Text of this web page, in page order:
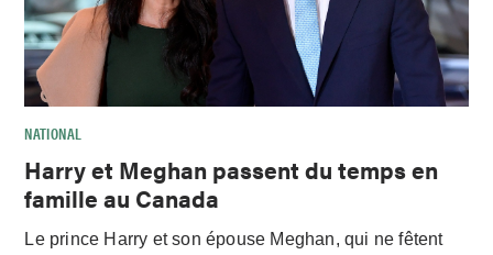
NATIONAL
Harry et Meghan passent du temps en
famille au Canada
Le prince Harry et son épouse Meghan, qui ne fêtent